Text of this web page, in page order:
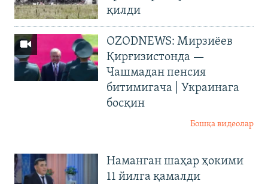
қилди
OZODNEWS: Мирзиёев
Қирғизистонда —
Чашмадан пенсия
битимигача | Украинага
босқин
Бошқа видеолар
Наманган шаҳар ҳокими
11 йилга қамалди